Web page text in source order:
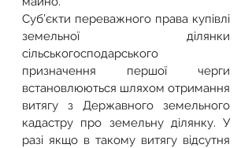
Суб’єкти переважного права купівлі
земельної ділянки
сільськогосподарського
призначення першої черги
встановлюються шляхом отримання
витягу з Державного земельного
кадастру про земельну ділянку. У
разі якщо в такому витягу відсутня